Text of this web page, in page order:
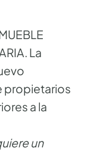
La
propietarios
a la
un